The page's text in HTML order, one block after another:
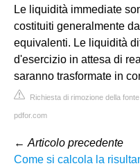
Le liquidità immediate
costituiti generalmente
equivalenti. Le liquidità
d'esercizio in attesa di
saranno trasformate in
Richiesta di rimozione della fonte
pdfor.com
← Articolo precedente
Come si calcola la